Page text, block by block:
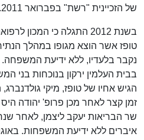
של הזכיינית "רשת" בפברואר 2011.
בשנת 2012 התגלה כי
טופז אשר הוצא מגופו במהלך
בבית העלמין ירקון בנוכחות
הגיש אחיו של טופז, מיקי
זמן קצר לאחר מכן פרופ' יהודה היס
שר הבריאות יעקב ליצמן, לאחר